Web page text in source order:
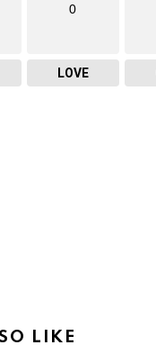
0
LOVE
LIKE